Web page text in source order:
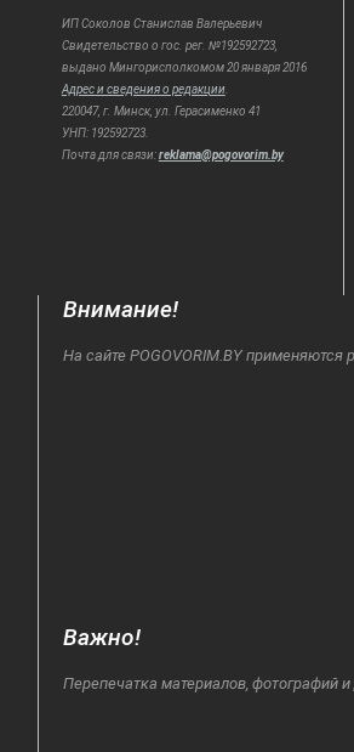
ИП Соколов Станислав Валерьевич
Свидетельство о гос. рег. №192592723,
выдано Мингорисполкомом 20 января 2016
Адрес и сведения о редакции.
220047, г. Минск, ул. Герасименко 41
УНП: 192592723.
Почта для связи:reklama@pogovorim.by
Внимание!
На сайте POGOVORIM.BY применяются
Важно!
Перепечатка материалов, фотографий